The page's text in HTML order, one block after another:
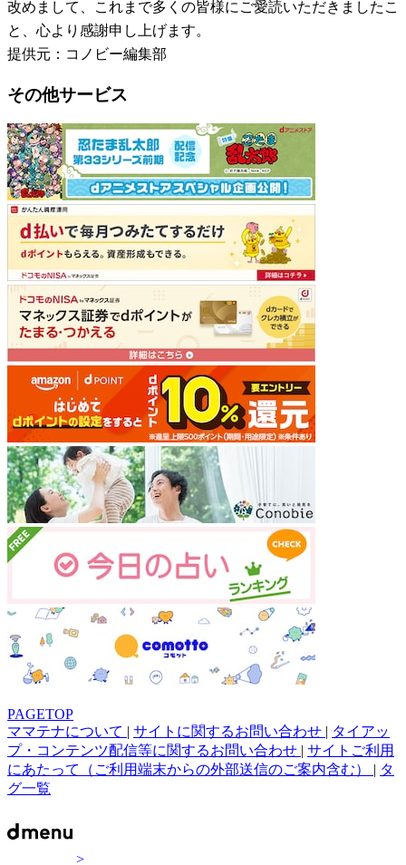
改めまして、これまで多くの皆様にご愛読いただきましたこ
と、心より感謝申し上げます。
提供元：コノビー編集部
その他サービス
PAGETOP
ママテナについて | サイトに関するお問い合わせ | タイアッ
プ・コンテンツ配信等に関するお問い合わせ | サイトご利用
にあたって（ご利用端末からの外部送信のご案内含む） | タ
グ一覧
>